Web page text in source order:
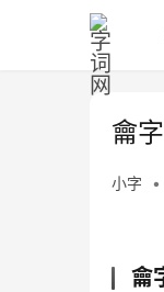
龠
小字 •
龠